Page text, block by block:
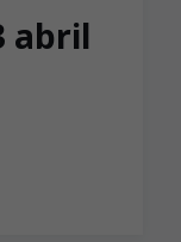
abril